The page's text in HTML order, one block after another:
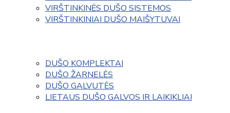
VIRŠTINKINĖS DUŠO SISTEMOS
VIRŠTINKINIAI DUŠO MAIŠYTUVAI
DUŠO KOMPLEKTAI
DUŠO ŽARNELĖS
DUŠO GALVUTĖS
LIETAUS DUŠO GALVOS IR LAIKIKLIAI